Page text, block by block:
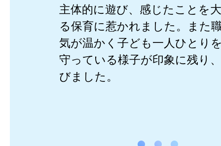
主体的に遊び、感じたことを
る保育に惹かれました。また
気が温かく子ども一人ひとり
守っている様子が印象に残り
びました。